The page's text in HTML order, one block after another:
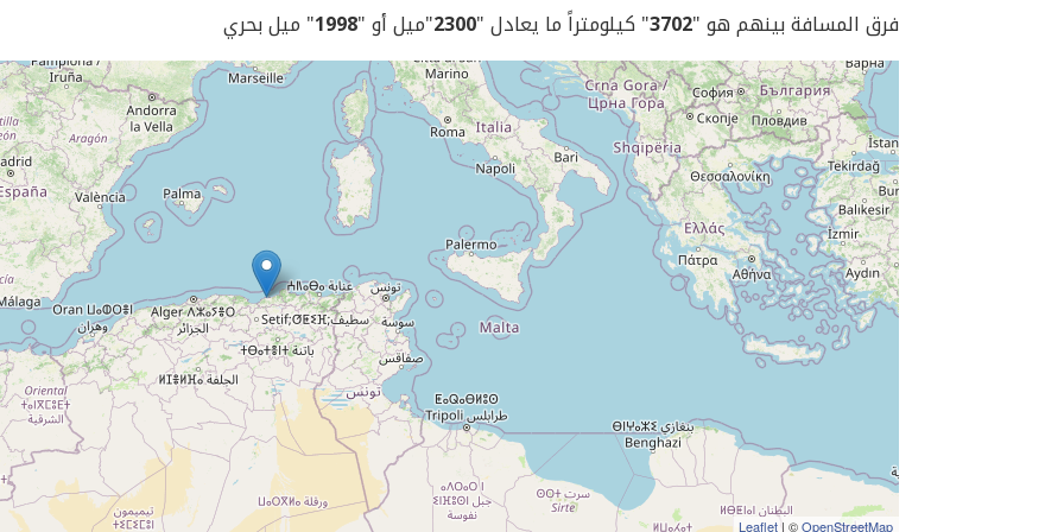
فرق المسافة بينهم هو "3702" كيلومتراً ما يعادل "2300"ميل أو "1998" ميل بحري
Leaflet | ©OpenStreetMap